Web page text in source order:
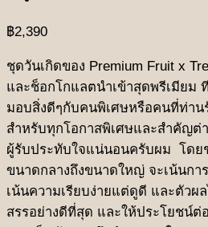
฿2,390
ชุดวันเกิดของ Premium Fruit x
และช็อกโกแลตนำเข้าสุดพรีเมียม
มอบสิ่งดีๆกับคนพิเศษหรือคนที่ท่าน
สำหรับทุกโอกาสพิเศษและสำคัญต่
ผู้รับประทับใจแน่นอนครับผม โดย
ขนาดกลางถึงขนาดใหญ่ จะเน้นกา
เน้นความเรียบง่ายแต่ดูดี และตัวผ
สรรอย่างดีที่สุด และให้ประโยชน์ต่